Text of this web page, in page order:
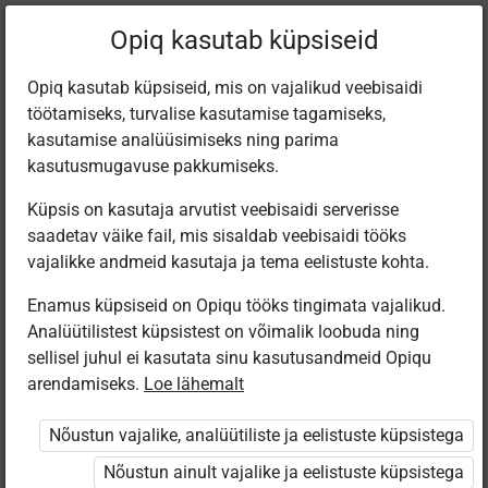
asukoht:
Valmistume kooliks
AASTAAJAD
Ligipääs piiratud
Ligipääs õppesisule on piiratud. Sa ei ole Opiqusse sisse
Selle õpiku kasutamiseks on vaja kehtivat paketi
„Algklassi ja eelkooli pakett erakasutajale”,
Opiq kasutab küpsiseid
Opiq kasutab küpsiseid, mis on vajalikud veebisaidi
töötamiseks, turvalise kasutamise tagamiseks,
kasutamise analüüsimiseks ning parima
kasutusmugavuse pakkumiseks.
Küpsis on kasutaja arvutist veebisaidi serverisse
saadetav väike fail, mis sisaldab veebisaidi tööks
vajalikke andmeid kasutaja ja tema eelistuste kohta.
Enamus küpsiseid on Opiqu tööks tingimata vajalikud.
Analüütilistest küpsistest on võimalik loobuda ning
sellisel juhul ei kasutata sinu kasutusandmeid Opiqu
arendamiseks. Loe lähemalt
Nõustun vajalike, analüütiliste ja eelistuste küpsistega
Nõustun ainult vajalike ja eelistuste küpsistega